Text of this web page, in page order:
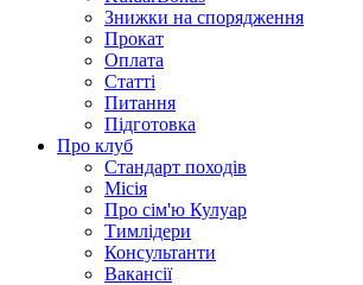
Знижки на спорядження
Прокат
Оплата
Статті
Питання
Підготовка
Про клуб
Стандарт походів
Місія
Про сім'ю Кулуар
Тимлідери
Консультанти
Вакансії